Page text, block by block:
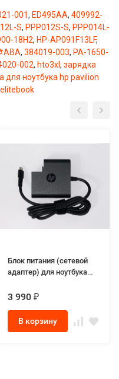
001, ED495AA, 409992-
S, PPP012S-S, PPP014L-
18H2, HP-AP091F13LF,
, 384019-003, PA-1650-
002, hto3xl, зарядка
для ноутбука hp pavilion
Блок питания (сетевой
адаптер) для ноутбука
65W max Type-C Square
3 990 ₽
В корзину